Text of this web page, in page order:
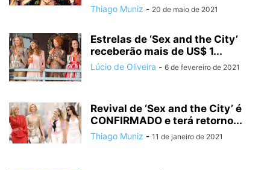
Thiago Muniz - 20 de maio de 2021
Estrelas de ‘Sex and the City’
receberão mais de US$ 1...
Lúcio de Oliveira - 6 de fevereiro de 2021
Revival de ‘Sex and the City’ é
CONFIRMADO e terá retorno...
Thiago Muniz - 11 de janeiro de 2021